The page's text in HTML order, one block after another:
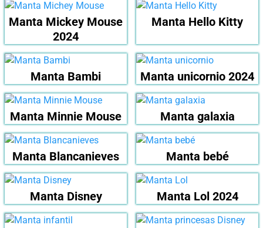
Manta Mickey Mouse
2024
Manta Hello Kitty
Manta Bambi Manta unicornio 2024
Manta Minnie Mouse Manta galaxia
Manta Blancanieves Manta bebé
Manta Disney Manta Lol 2024